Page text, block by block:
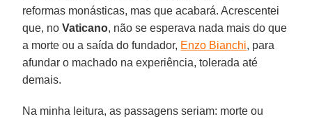
reformas monásticas, mas que acabará. Acrescentei
que, noVaticano, não se esperava nada mais do que
a morte ou a saída do fundador, Enzo Bianchi, para
afundar o machado na experiência, tolerada até
demais.
Na minha leitura, as passagens seriam: morte ou